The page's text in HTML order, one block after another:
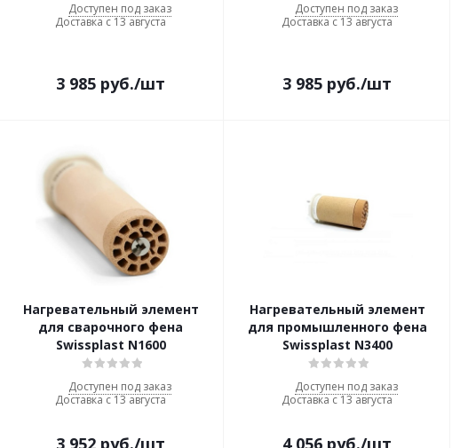
Доступен под заказ
Доставка с 13 августа
3 985 руб./шт
Доступен под заказ
Доставка с 13 августа
3 985 руб./шт
Нагревательный элемент
для сварочного фена
Swissplast N1600
Доступен под заказ
Доставка с 13 августа
3 952 руб./шт
Нагревательный элемент
для промышленного фена
Swissplast N3400
Доступен под заказ
Доставка с 13 августа
4 056 руб./шт